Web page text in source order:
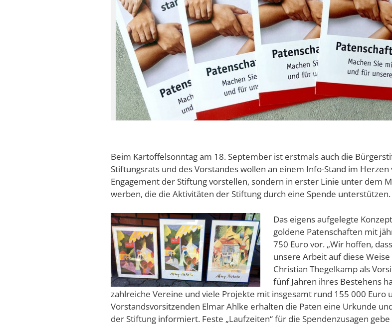
Beim Kartoffelsonntag am 18. September ist erstmals auch die
Stiftungsrats und des Vorstandes wollen an einem Info-Stand im
Engagement der Stiftung vorstellen, sondern in erster Linie unter dem
werben, die die Aktivitäten der Stiftung durch eine Spende unterstützen.
Das eigens aufgelegte
goldene Patenschaften mit
750 Euro vor. „Wir hoffen,
unsere Arbeit auf diese
Christian Thegelkamp als
fünf Jahren ihres Bestehens
zahlreiche Vereine und viele Projekte mit insgesamt rund 155 000 Euro
Vorstandsvorsitzenden Elmar Ahlke erhalten die Paten eine Urkunde
der Stiftung informiert. Feste „Laufzeiten“ für die Spendenzusagen